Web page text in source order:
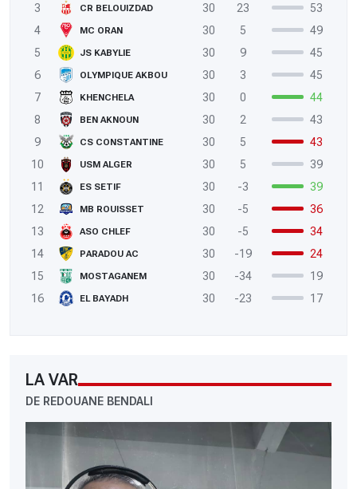
3
CR BELOUIZDAD 30 23
53
4
MC ORAN 30 5
49
5
JS KABYLIE 30 9
45
6
OLYMPIQUE AKBOU 30 3
45
7
KHENCHELA 30 0
44
8
BEN AKNOUN 30 2
43
9
CS CONSTANTINE 30 5
43
10
USM ALGER 30 5
39
11
ES SETIF 30 -3
39
12
MB ROUISSET 30 -5
36
13
ASO CHLEF 30 -5
34
14
PARADOU AC 30 -19
24
15
MOSTAGANEM 30 -34
19
16
EL BAYADH 30 -23 17
LA VAR
DE REDOUANE BENDALI